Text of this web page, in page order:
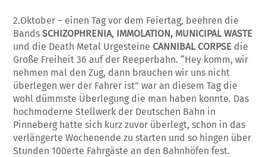
2.Oktober – einen Tag vor dem Feiertag, beehren die
BandsSCHIZOPHRENIA, IMMOLATION, MUNICIPAL WASTE
und die Death Metal Urgesteine CANNIBAL CORPSE die
Große Freiheit 36 auf der Reeperbahn. “Hey komm, wir
nehmen mal den Zug, dann brauchen wir uns nicht
überlegen wer der Fahrer ist” war an diesem Tag die
wohl dümmste Überlegung die man haben konnte. Das
hochmoderne Stellwerk der Deutschen Bahn in
Pinneberg hatte sich kurz zuvor überlegt, schon in das
verlängerte Wochenende zu starten und so hingen über
Stunden 100erte Fahrgäste an den Bahnhöfen fest.